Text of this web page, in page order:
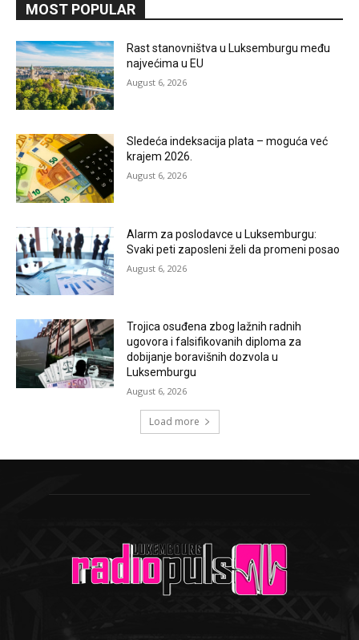
MOST POPULAR
Rast stanovništva u Luksemburgu među
najvećima u EU
August 6, 2026
Sledeća indeksacija plata – moguća već
krajem 2026.
August 6, 2026
Alarm za poslodavce u Luksemburgu:
Svaki peti zaposleni želi da promeni posao
August 6, 2026
Trojica osuđena zbog lažnih radnih
ugovora i falsifikovanih diploma za
dobijanje boravišnih dozvola u
Luksemburgu
August 6, 2026
Load more